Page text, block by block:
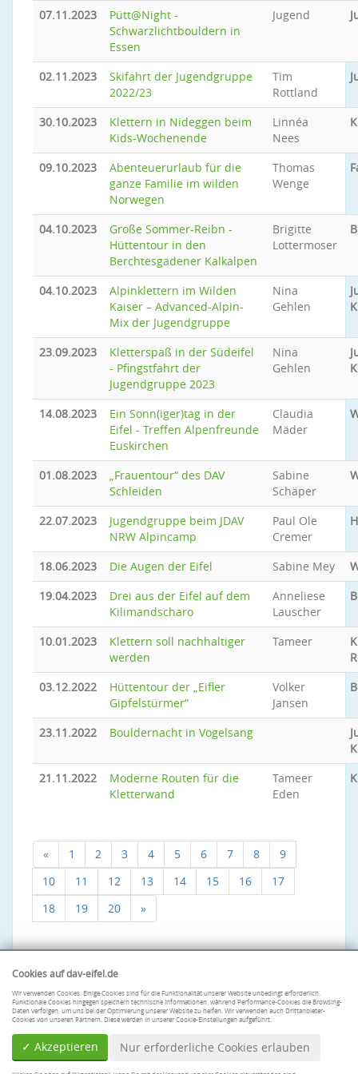
07.11.2023
Pütt@Night -
Schwarzlichtbouldern in
Essen
Jugend
02.11.2023
Skifahrt der Jugendgruppe
2022/23
Tim
Rottland
30.10.2023
Klettern in Nideggen beim
Kids-Wochenende
Linnéa
Nees
09.10.2023
Abenteuerurlaub für die
ganze Familie im wilden
Norwegen
Thomas
Wenge
04.10.2023
Große Sommer-Reibn -
Hüttentour in den
Berchtesgadener Kalkalpen
Brigitte
Lottermoser
04.10.2023
Alpinklettern im Wilden
Kaiser – Advanced-Alpin-
Mix der Jugendgruppe
Nina
Gehlen
23.09.2023
Kletterspaß in der Südeifel
- Pfingstfahrt der
Jugendgruppe 2023
Nina
Gehlen
14.08.2023
Ein Sonn(iger)tag in der
Eifel - Treffen Alpenfreunde
Euskirchen
Claudia
Mäder
01.08.2023
„Frauentour“ des DAV
Schleiden
Sabine
Schäper
22.07.2023
Jugendgruppe beim JDAV
NRW Alpincamp
Paul Ole
Cremer
18.06.2023 Die Augen der Eifel Sabine Mey
19.04.2023
Drei aus der Eifel auf dem
Kilimandscharo
Anneliese
Lauscher
10.01.2023
Klettern soll nachhaltiger
werden
Tameer
03.12.2022
Hüttentour der „Eifler
Gipfelstürmer“
Volker
Jansen
23.11.2022 Bouldernacht in Vogelsang
21.11.2022
Moderne Routen für die
Kletterwand
Tameer
Eden
« 1 2 3 4 5 6 7 8
9
10
11 12 13 14 15 16
17
18
19 20 »
Cookies auf dav-eifel.de
Wir verwenden Cookies. Einige Cookies sind für die Funktionalität unserer Website unbedingt erforderlich.
Funktionale Cookies hingegen speichern technische Informationen, während Performance-Cookies die Browsing-
Daten verfolgen, um uns bei der Optimierung unserer Website zu helfen. Wir verwenden auch Drittanbieter-
Cookies von unseren Partnern. Diese werden in unserer Cookie-Einstellungen aufgeführt.
✓ Akzeptieren Nur erforderliche Cookies erlauben